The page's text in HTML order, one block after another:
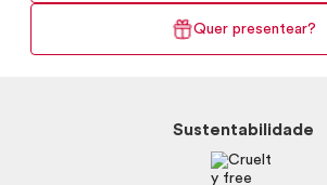
Quer presentear?
Sustentabilidade